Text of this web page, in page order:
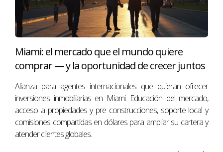
siguiente paso hacia esta emocionante oportunidad,
considera trabajar con un experto como Antonio
Aguirre, quien tiene un profundo conocimiento del
mercado inmobiliario local y puede guiarte a través del
proceso. No dudes en contactarlo hoy mismo para
PREGUNTAS FRECUENTES
¿Es necesario tener licencia para vender
propiedades en Miami?
Miami: el mercado que el mundo quiere
comprar — y la oportunidad de crecer juntos
Alianza para agentes internacionales que quieran ofrecer
inversiones inmobiliarias en Miami. Educación del mercado,
acceso a propiedades y pre construcciones, soporte local y
comisiones compartidas en dólares para ampliar su cartera y
atender clientes globales.